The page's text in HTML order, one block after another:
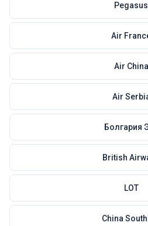
Pegasus
Air
Air China
Air
Болгария
British
LOT
China